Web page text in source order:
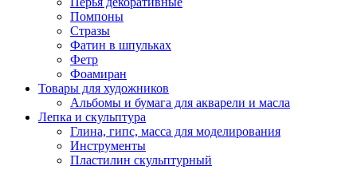
Помпоны
Стразы
Фатин в шпульках
Фетр
Фоамиран
Товары для художников
Альбомы и бумага для акварели и масла
Лепка и скульптура
Глина, гипс, масса для моделирования
Инструменты
Пластилин скульптурный